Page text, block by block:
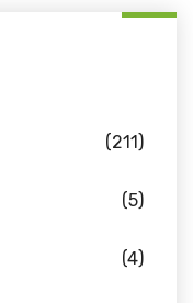
(211)
(5)
(4)